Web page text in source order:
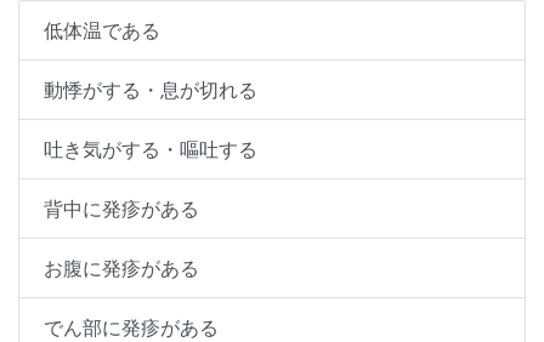
低体温である
動悸がする・息が切れる
吐き気がする・嘔吐する
背中に発疹がある
お腹に発疹がある
でん部に発疹がある